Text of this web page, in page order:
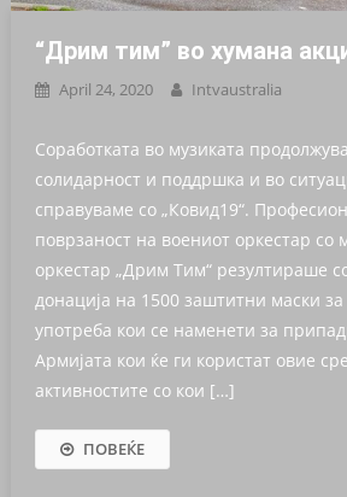
“Дрим тим” во хумана
April 24, 2020 Intvaustralia
Соработката во музиката
солидарност и поддршка и во
справуваме со „Ковид19“.
поврзаност на воениот оркестар со
оркестар „Дрим Тим“ резултираше
донација на 1500 заштитни маски
употреба кои се наменети за
Армијата кои ќе ги користат овие
активностите со кои […]
ПОВЕЌЕ